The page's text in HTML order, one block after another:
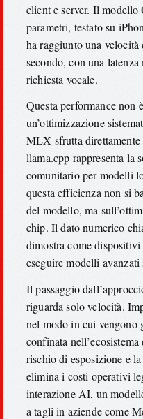
client e server. Il
parametri, testato su
ha raggiunto una
secondo, con una
richiesta vocale.
Questa performance non
un’ottimizzazione
MLX sfrutta
llama.cpp rappresenta la
comunitario per modelli
questa efficienza non si
del modello, ma
chip. Il dato numerico
dimostra come
eseguire modelli
Il passaggio
riguarda solo velocità.
nel modo in cui vengono
confinata
rischio di esposizione e
elimina i costi operativi
interazione AI, un
a tagli in aziende come